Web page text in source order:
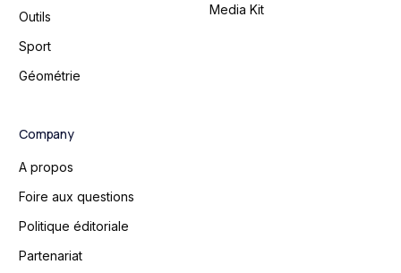
Outils
Sport
Géométrie
Media Kit
Company
A propos
Foire aux questions
Politique éditoriale
Partenariat